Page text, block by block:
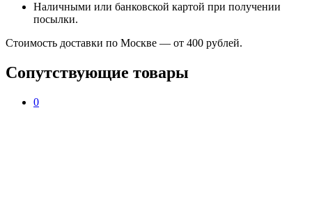
Наличными или банковской картой при получении
посылки.
Стоимость доставки по Москве — от 400 рублей.
Сопутствующие товары
0